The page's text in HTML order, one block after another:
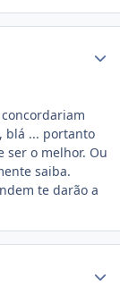
blá ... portanto
ser o melhor. Ou
saiba.
te darão a